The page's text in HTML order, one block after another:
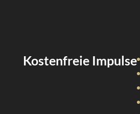
Kostenfreie Impulse